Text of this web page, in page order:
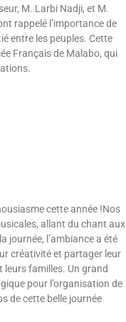
M. Larbi Nadji, et M.
rappelé l’importance de
entre les peuples. Cette
Français de Malabo, qui
cette année !Nos
allant du chant aux
journée, l’ambiance a été
créativité et partager leur
leurs familles. Un grand
pour l’organisation de
de cette belle journée